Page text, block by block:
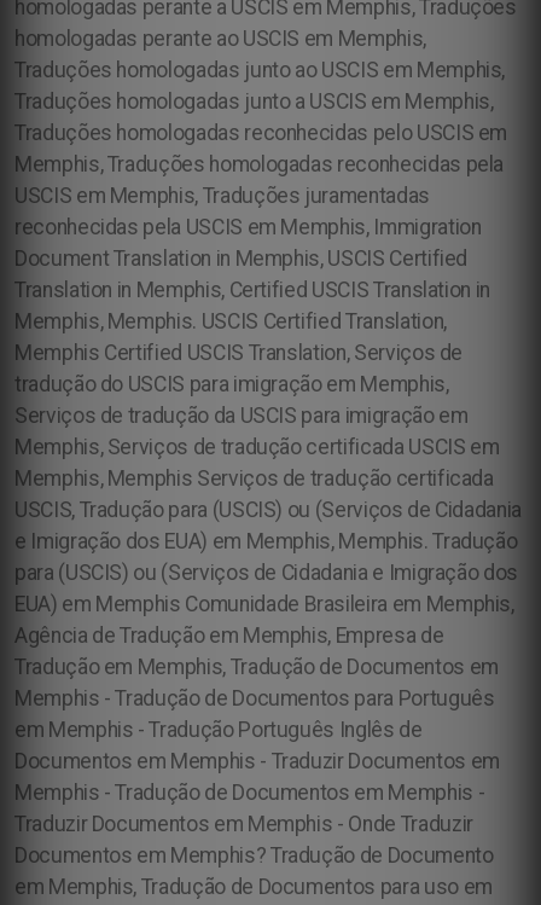
homologadas perante a USCIS em Memphis, Traduções
homologadas perante ao USCIS em Memphis,
Traduções homologadas junto ao USCIS em Memphis,
Traduções homologadas junto a USCIS em Memphis,
Traduções homologadas reconhecidas pelo USCIS em
Memphis, Traduções homologadas reconhecidas pela
USCIS em Memphis, Traduções juramentadas
reconhecidas pela USCIS em Memphis, Immigration
Document Translation in Memphis, USCIS Certified
Translation in Memphis, Certified USCIS Translation in
Memphis, Memphis. USCIS Certified Translation,
Memphis Certified USCIS Translation, Serviços de
tradução do USCIS para imigração em Memphis,
Serviços de tradução da USCIS para imigração em
Memphis, Serviços de tradução certificada USCIS em
Memphis, Memphis Serviços de tradução certificada
USCIS, Tradução para (USCIS) ou (Serviços de Cidadania
e Imigração dos EUA) em Memphis, Memphis. Tradução
para (USCIS) ou (Serviços de Cidadania e Imigração dos
EUA) em Memphis Comunidade Brasileira em Memphis,
Agência de Tradução em Memphis, Empresa de
Tradução em Memphis, Tradução de Documentos em
Memphis - Tradução de Documentos para Português
em Memphis - Tradução Português Inglês de
Documentos em Memphis - Traduzir Documentos em
Memphis - Tradução de Documentos em Memphis -
Traduzir Documentos em Memphis - Onde Traduzir
Documentos em Memphis? Tradução de Documento
em Memphis, Tradução de Documentos para uso em